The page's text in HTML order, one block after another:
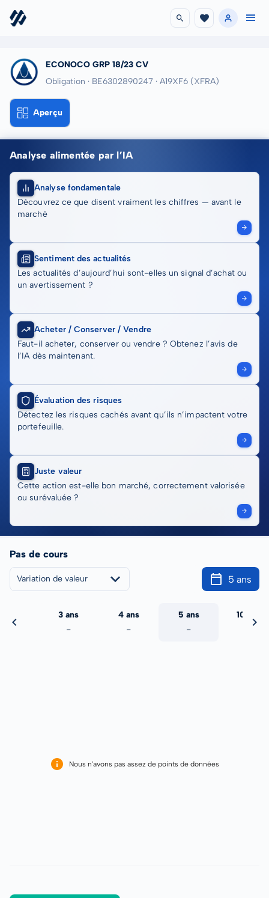
ECONOCO GRP 18/23 CV
Obligation · BE6302890247 · A19XF6 (XFRA)
Aperçu
Analyse alimentée par l’IA
Analyse fondamentale
Découvrez ce que disent vraiment les chiffres — avant le
marché
Sentiment des actualités
Les actualités d’aujourd’hui sont-elles un signal d’achat ou
un avertissement ?
Acheter / Conserver / Vendre
Faut-il acheter, conserver ou vendre ? Obtenez l’avis de
l’IA dès maintenant.
Évaluation des risques
Détectez les risques cachés avant qu’ils n’impactent votre
portefeuille.
Juste valeur
Cette action est-elle bon marché, correctement valorisée
ou surévaluée ?
Pas de cours
Variation de valeur 5 ans
3 ans
-
4 ans
-
5 ans
-
10 ans
Nous n'avons pas assez de points de données